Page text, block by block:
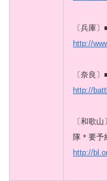
〔兵庫
http://
〔奈良
http://
〔和歌
隊＊要予
http://